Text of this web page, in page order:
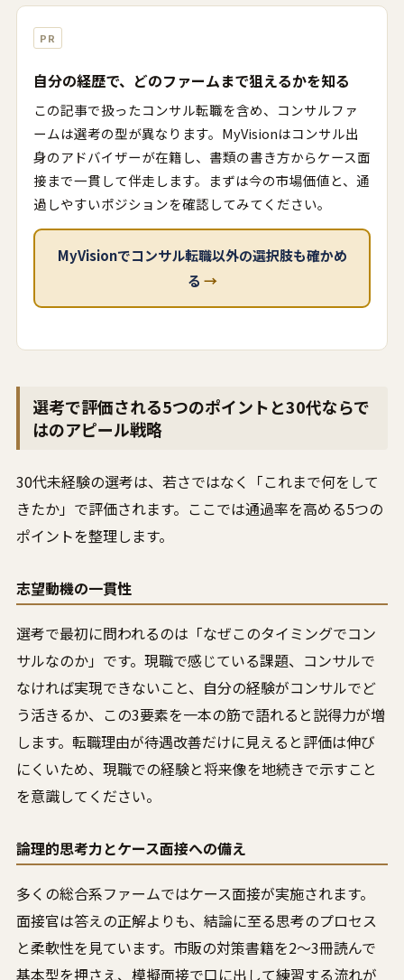
PR
自分の経歴で、どのファームまで狙えるかを知る
この記事で扱ったコンサル転職を含め、コンサルファ
ームは選考の型が異なります。MyVisionはコンサル出
身のアドバイザーが在籍し、書類の書き方からケース面
接まで一貫して伴走します。まずは今の市場価値と、通
過しやすいポジションを確認してみてください。
MyVisionでコンサル転職以外の選択肢も確かめ
る →
選考で評価される5つのポイントと30代ならで
はのアピール戦略
30代未経験の選考は、若さではなく「これまで何をして
きたか」で評価されます。ここでは通過率を高める5つの
ポイントを整理します。
志望動機の一貫性
選考で最初に問われるのは「なぜこのタイミングでコン
サルなのか」です。現職で感じている課題、コンサルで
なければ実現できないこと、自分の経験がコンサルでど
う活きるか、この3要素を一本の筋で語れると説得力が増
します。転職理由が待遇改善だけに見えると評価は伸び
にくいため、現職での経験と将来像を地続きで示すこと
を意識してください。
論理的思考力とケース面接への備え
多くの総合系ファームではケース面接が実施されます。
面接官は答えの正解よりも、結論に至る思考のプロセス
と柔軟性を見ています。市販の対策書籍を2〜3冊読んで
基本型を押さえ、模擬面接で口に出して練習する流れが